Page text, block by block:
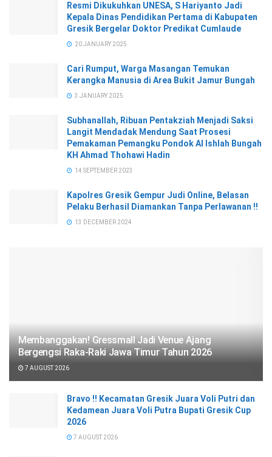
Resmi Dikukuhkan UNESA, S Hariyanto Jadi
Kepala Dinas Pendidikan Pertama di Kabupaten
Gresik Bergelar Doktor Predikat Cumlaude
20 JANUARY 2025
Cari Rumput, Warga Masangan Temukan
Kerangka Manusia di Area Bukit Jamur Bungah
3 JANUARY 2025
Subhanallah, Ribuan Pentakziah Menjadi Saksi
Langit Mendadak Mendung Saat Prosesi
Pemakaman Pemangku Pondok Al Ishlah Bungah
KH Ahmad Thohawi Hadin
14 SEPTEMBER 2023
Kapolres Gresik Gempur Judi Online, Belasan
Pelaku Berhasil Diamankan Tanpa Perlawanan !!
13 DECEMBER 2024
Membanggakan! Gressmall Jadi Venue Ajang
Bergengsi Raka-Raki Jawa Timur Tahun 2026
7 AUGUST 2026
Bravo !! Kecamatan Gresik Juara Voli Putri dan
Kedamean Juara Voli Putra Bupati Gresik Cup
2026
7 AUGUST 2026